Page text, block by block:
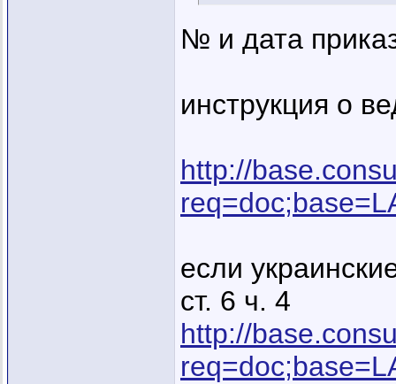
№ и дата
инструкция о
http://
если
ст. 6 ч. 4
http://